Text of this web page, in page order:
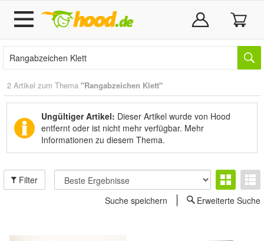
2 Artikel zum Thema "Rangabzeichen Klett"
Ungültiger Artikel: Dieser Artikel wurde von Hood
entfernt oder ist nicht mehr verfügbar. Mehr
Informationen zu diesem Thema.
Filter
Suche speichern
Erweiterte Suche